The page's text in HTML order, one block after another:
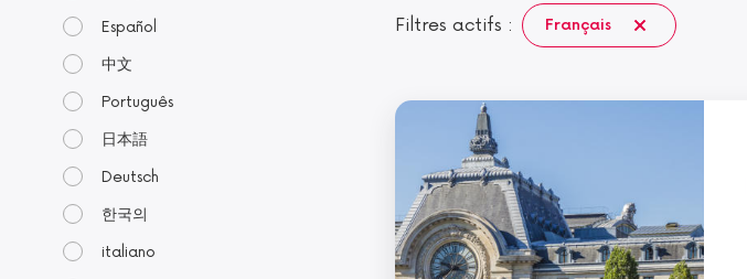
Filtres actifs : Français
Español
中文
Português
日本語
Deutsch
한국의
italiano